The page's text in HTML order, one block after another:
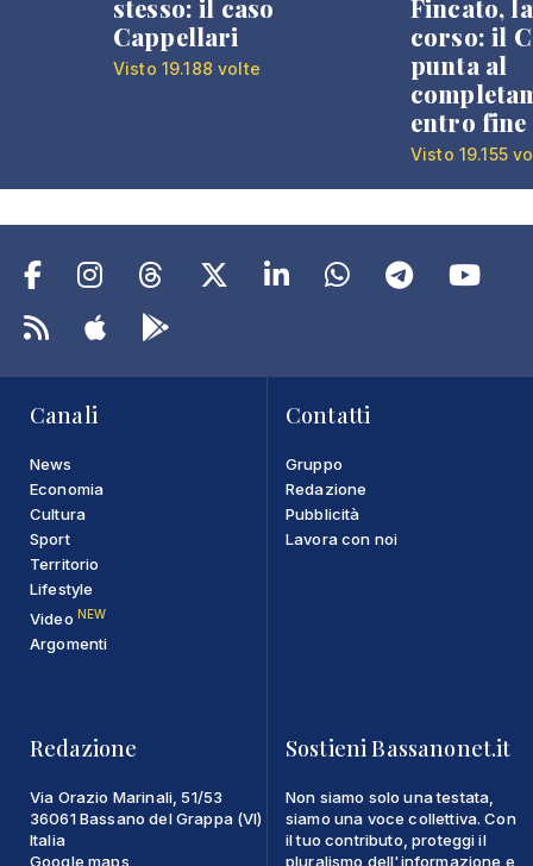
stesso: il caso
Cappellari
Visto 19.188 volte
Fincato,
corso: il
punta al
entro fine
Visto 19.155
Canali
News
Economia
Cultura
Sport
Territorio
Lifestyle
Video NEW
Argomenti
Contatti
Gruppo
Redazione
Pubblicità
Lavora con noi
Redazione
Via Orazio Marinali, 51/53
36061 Bassano del Grappa (VI)
Italia
Google maps
Sostieni Bassanonet.it
Non siamo solo una testata,
siamo una voce collettiva. Con
il tuo contributo, proteggi il
pluralismo dell'informazione e